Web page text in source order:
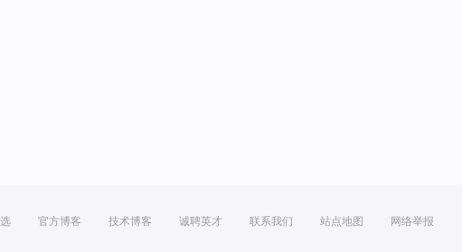
官方博客 技术博客 诚聘英才 联系我们 站点地图 网络举报